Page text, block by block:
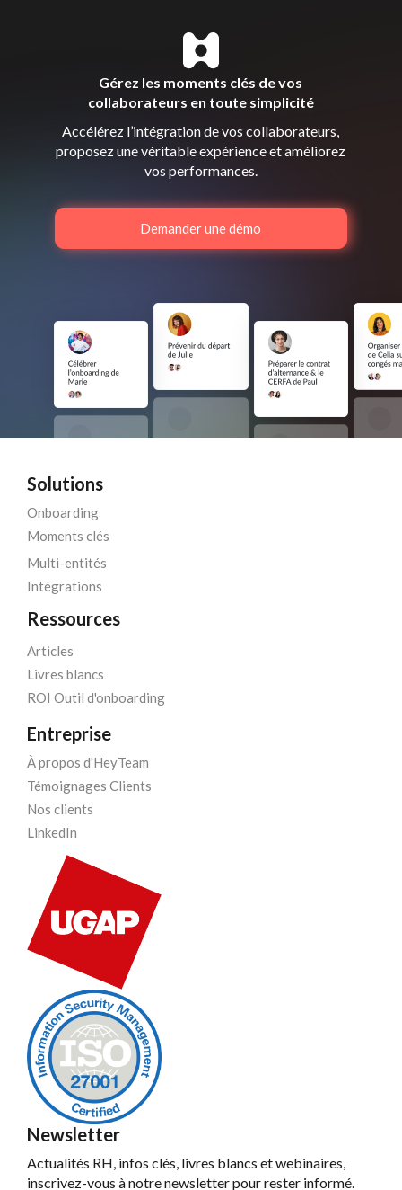
Gérez les moments clés de vos
collaborateurs en toute simplicité
Accélérez l’intégration de vos collaborateurs,
proposez une véritable expérience et améliorez
vos performances.
Demander une démo
Solutions
Onboarding
Moments clés
Multi-entités
Intégrations
Ressources
Articles
Livres blancs
ROI Outil d'onboarding
Entreprise
À propos d'HeyTeam
Témoignages Clients
Nos clients
LinkedIn
Newsletter
Actualités RH, infos clés, livres blancs et webinaires,
inscrivez-vous à notre newsletter pour rester informé.